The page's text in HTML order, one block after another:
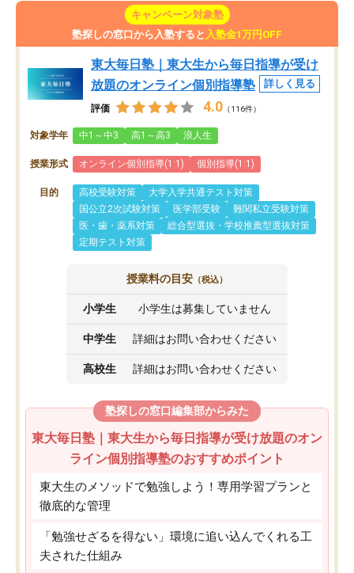
キャンペーン対象塾
塾探しの窓口から入塾すると 入塾金1万円OFF
東大毎日塾｜東大生から毎日指導が受け
放題のオンライン個別指導塾
詳しく見る
評価 4.0 （116件）
対象学年 中1～中3 高1～高3 浪人生
授業形式 オンライン個別指導(1:1) 個別指導(1:1)
目的 高校受験対策
大学入学共通テスト対策
国公立2次試験対策
医学部受験
難関私立受験対策
医・歯・薬系対策
総合型選抜・学校推薦型選抜対策
定期テスト対策
授業料の目安 （税込）
小学生 小学生は募集していません
中学生 詳細はお問い合わせください
高校生 詳細はお問い合わせください
塾探しの窓口編集部からみた
東大毎日塾｜東大生から毎日指導が受け放題のオン
ライン個別指導塾のおすすめポイント
東大生のメソッドで勉強しよう！専用学習プランと
徹底的な管理
「勉強せざるを得ない」環境に追い込んでくれる工
夫された仕組み